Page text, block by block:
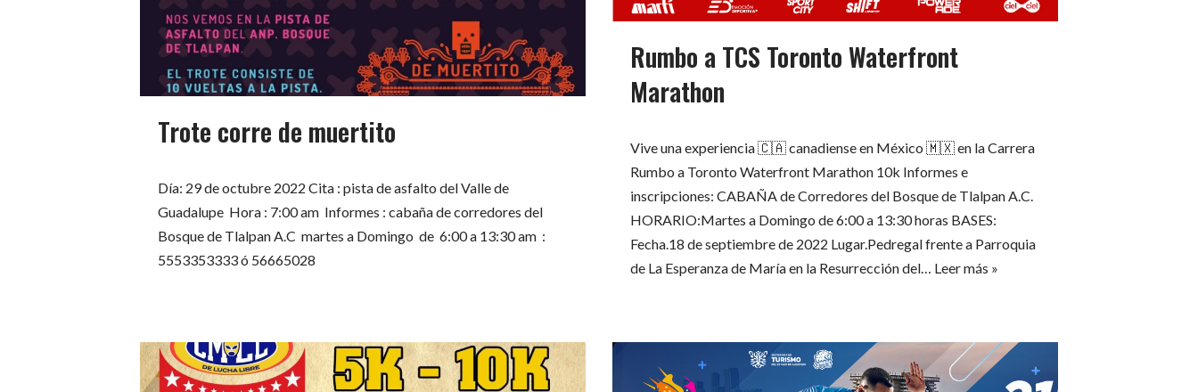
Trote corre de muertito
Día: 29 de octubre 2022 Cita : pista de asfalto del Valle de
Guadalupe Hora : 7:00 am Informes : cabaña de corredores del
Bosque de Tlalpan A.C martes a Domingo de 6:00 a 13:30 am :
5553353333 ó 56665028
Rumbo a TCS Toronto Waterfront
Marathon
Vive una experiencia 🇨🇦 canadiense en México 🇲🇽 en la Carrera
Rumbo a Toronto Waterfront Marathon 10k Informes e
inscripciones: CABAÑA de Corredores del Bosque de Tlalpan A.C.
HORARIO:Martes a Domingo de 6:00 a 13:30 horas BASES:
Fecha.18 de septiembre de 2022 Lugar.Pedregal frente a Parroquia
de La Esperanza de María en la Resurrección del… Leer más »